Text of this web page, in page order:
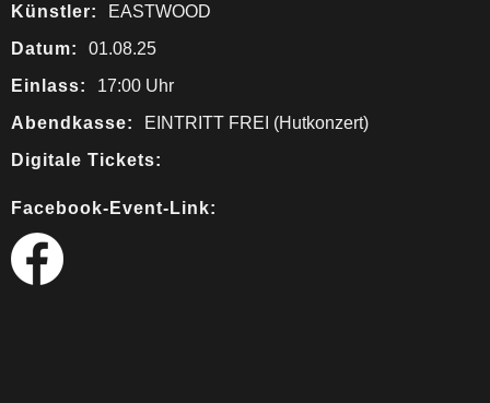
Künstler:
EASTWOOD
Datum:
01.08.25
Einlass:
17:00 Uhr
Abendkasse:
EINTRITT FREI (Hutkonzert)
Digitale Tickets:
Facebook-Event-Link: